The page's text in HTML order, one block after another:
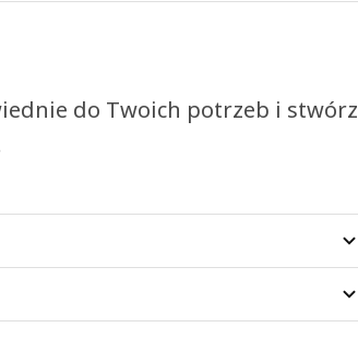
do Twoich potrzeb i stwórz